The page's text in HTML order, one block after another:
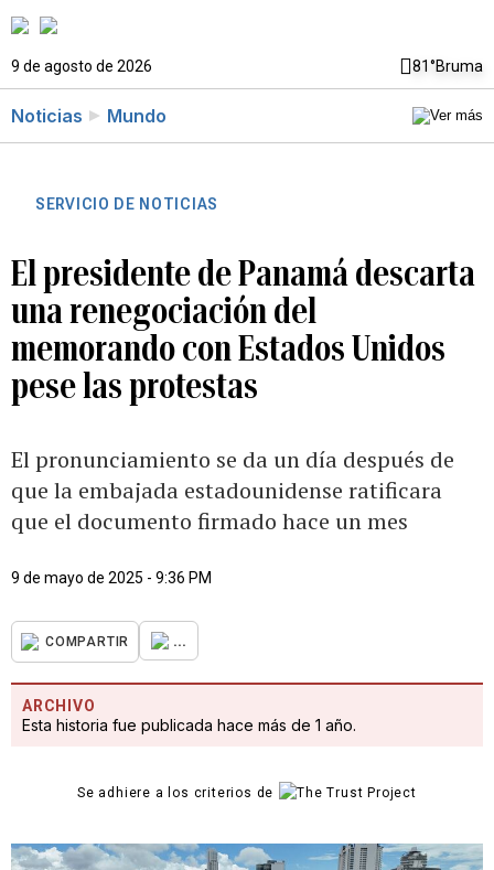
9 de agosto de 2026 81°Bruma
Noticias Mundo
SERVICIO DE NOTICIAS
El presidente de Panamá descarta
una renegociación del
memorando con Estados Unidos
pese las protestas
El pronunciamiento se da un día después de
que la embajada estadounidense ratificara
que el documento firmado hace un mes
9 de mayo de 2025 - 9:36 PM
COMPARTIR ...
ARCHIVO
Esta historia fue publicada hace más de 1 año.
Se adhiere a los criterios de